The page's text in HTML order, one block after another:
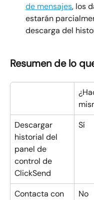
de mensajes, los
estarán
descarga del
Resumen de lo
Descargar
historial del
panel de
control de
ClickSend
Sí
Contacta con
No